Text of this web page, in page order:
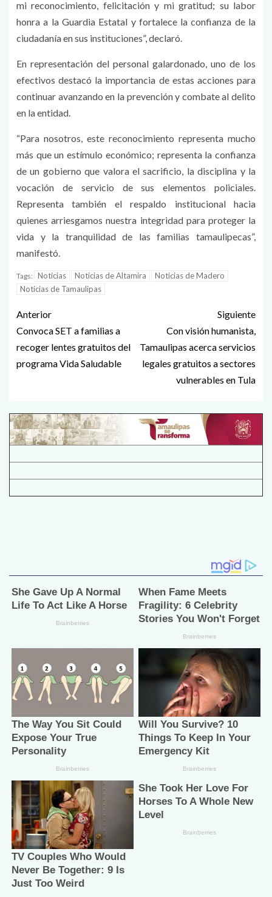
mi reconocimiento, felicitación y mi gratitud; su labor
honra a la Guardia Estatal y fortalece la confianza de la
ciudadanía en sus instituciones”, declaró.
En representación del personal galardonado, uno de los
efectivos destacó la importancia de estas acciones para
continuar avanzando en la prevención y combate al delito
en la entidad.
“Para nosotros, este reconocimiento representa mucho
más que un estímulo económico; representa la confianza
de un gobierno que valora el sacrificio, la disciplina y la
vocación de servicio de sus elementos policiales.
Representa también el respaldo institucional hacia
quienes arriesgamos nuestra integridad para proteger la
vida y la tranquilidad de las familias tamaulipecas”,
manifestó.
Tags: Noticias Noticias de Altamira
Noticias de Madero
Noticias de Tamaulipas
Anterior
Convoca SET a familias a
recoger lentes gratuitos del
programa Vida Saludable
Siguiente
Con visión humanista,
Tamaulipas acerca servicios
legales gratuitos a sectores
vulnerables en Tula